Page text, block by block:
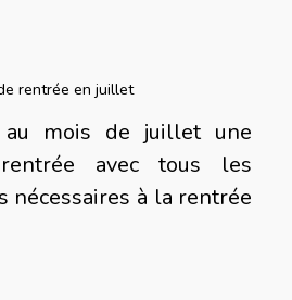
rentrée en juillet
au mois de juillet une
avec tous les
nécessaires à la rentrée